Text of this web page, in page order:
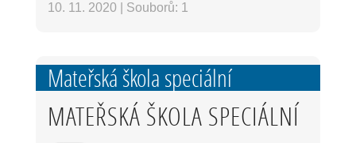
10. 11. 2020 Souborů: 1
Mateřská škola speciální
MATEŘSKÁ ŠKOLA SPECIÁLNÍ